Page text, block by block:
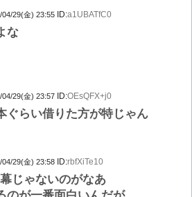
04/29(金) 23:55 ID:a1UBATfC0
な
04/29(金) 23:57 ID:OEsQFX+j0
ぐらい借りた方が特じゃん
04/29(金) 23:58 ID:rbfXiTe10
じゃないのがなあ